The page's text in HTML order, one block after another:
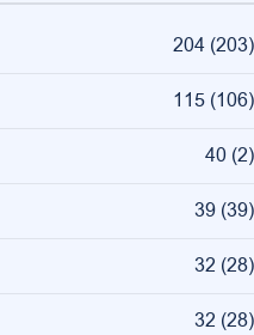
204 (203)
115 (106)
40 (2)
39 (39)
32 (28)
32 (28)